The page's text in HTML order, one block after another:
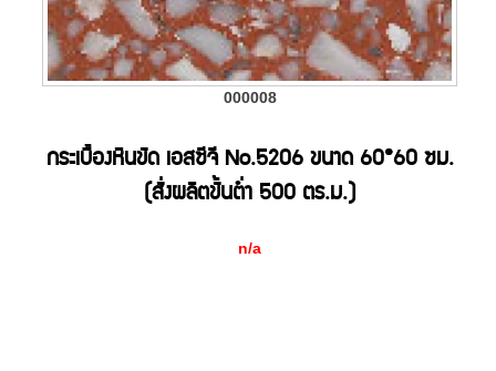
000008
กระเบื้องหินขัด เอสซีจี No.5206 ขนาด 60*60 ซม.
(สั่งผลิตขั้นต่ำ 500 ตร.ม.)
n/a